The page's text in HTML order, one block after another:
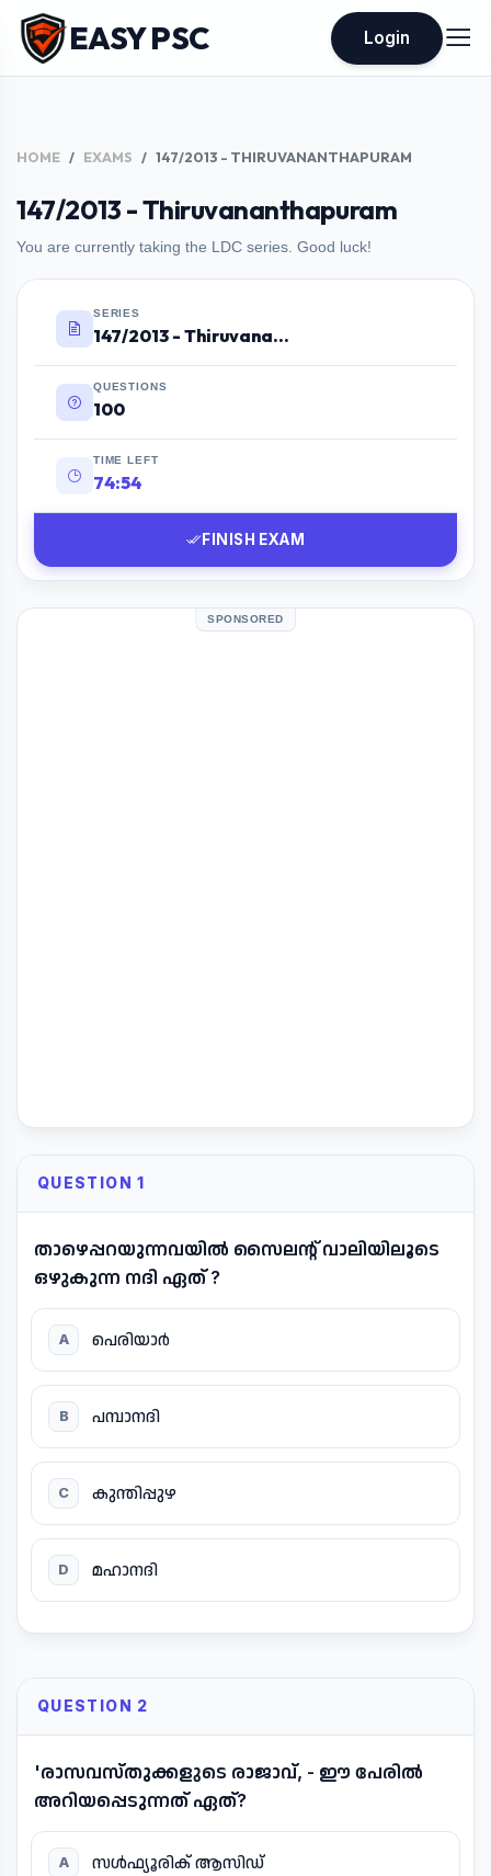
EASY PSC Login
HOME EXAMS 147/2013 - THIRUVANANTHAPURAM
147/2013 - Thiruvananthapuram
You are currently taking the LDC series. Good luck!
SERIES
147/2013 - Thiruvananthapuram
QUESTIONS
100
TIME LEFT
74:53
FINISH EXAM
SPONSORED
QUESTION 1
താഴെപ്പറയുന്നവയിൽ സൈലന്റ് വാലിയിലൂടെ
ഒഴുകുന്ന നദി ഏത് ?
A പെരിയാർ
B പമ്പാനദി
C കുന്തിപ്പുഴ
D മഹാനദി
QUESTION 2
'രാസവസ്തുക്കളുടെ രാജാവ്, - ഈ പേരിൽ
അറിയപ്പെടുന്നത് ഏത്?
A സൾഫ്യൂരിക് ആസിഡ്